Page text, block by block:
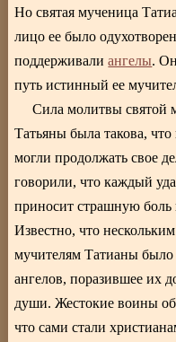
Но святая мученица
лицо ее было
поддерживалиангелы.
путь истинный ее
Сила молитвы святой
Татьяны была такова, что
могли продолжать свое
говорили, что каждый
приносит страшную
Известно, что нескольким
мучителям Татианы было
ангелов, поразившее их
души. Жестокие воины
что сами стали